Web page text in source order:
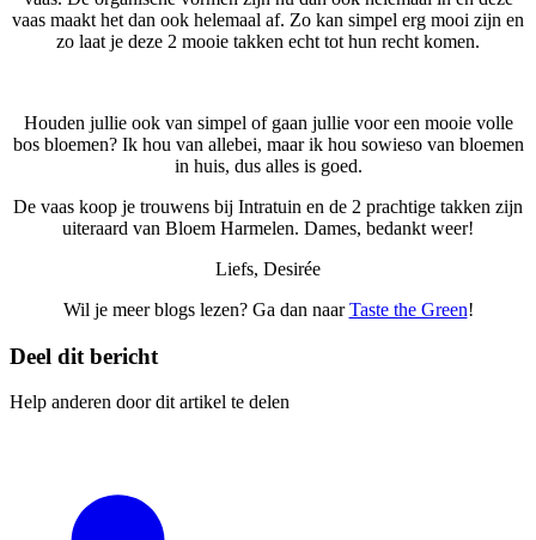
vaas maakt het dan ook helemaal af. Zo kan simpel erg mooi zijn en
zo laat je deze 2 mooie takken echt tot hun recht komen.
Houden jullie ook van simpel of gaan jullie voor een mooie volle
bos bloemen? Ik hou van allebei, maar ik hou sowieso van bloemen
in huis, dus alles is goed.
De vaas koop je trouwens bij Intratuin en de 2 prachtige takken zijn
uiteraard van Bloem Harmelen. Dames, bedankt weer!
Liefs, Desirée
Wil je meer blogs lezen? Ga dan naarTaste the Green!
Deel dit bericht
Help anderen door dit artikel te delen